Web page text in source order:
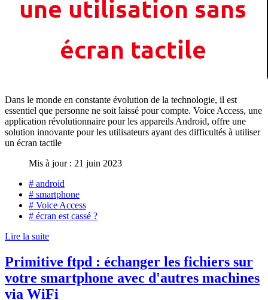
Dans le monde en constante évolution de la technologie, il est
essentiel que personne ne soit laissé pour compte. Voice Access, une
application révolutionnaire pour les appareils Android, offre une
solution innovante pour les utilisateurs ayant des difficultés à utiliser
un écran tactile
Mis à jour : 21 juin 2023
# android
# smartphone
# Voice Access
# écran est cassé ?
Lire la suite
Primitive ftpd : échanger les fichiers sur
votre smartphone avec d'autres machines
via WiFi